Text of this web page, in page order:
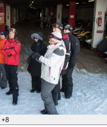
+8